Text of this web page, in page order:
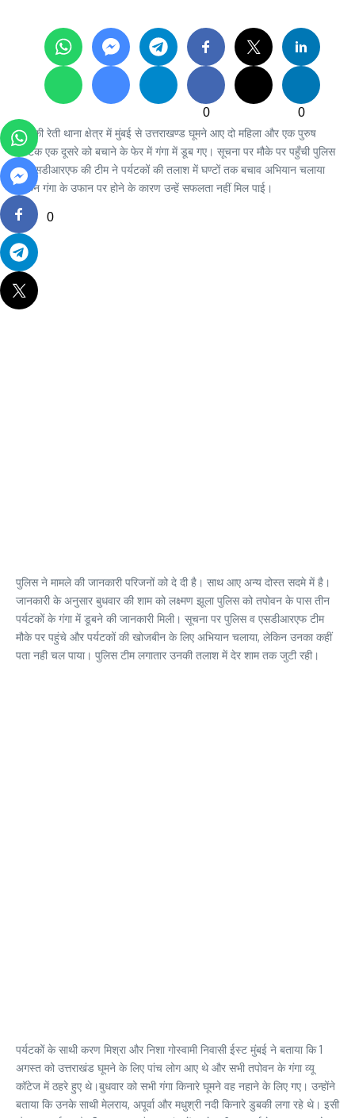
0
0
0
मुनी की रेती थाना क्षेत्र में मुंबई से उत्तराखण्ड घूमने आए दो महिला और एक पुरुष
पर्यटक एक दूसरे को बचाने के फेर में गंगा में डूब गए। सूचना पर मौके पर पहुँची पुलिस
एवं एसडीआरएफ की टीम ने पर्यटकों की तलाश में घण्टों तक बचाव अभियान चलाया
लेकिन गंगा के उफान पर होने के कारण उन्हें सफलता नहीं मिल पाई।
पुलिस ने मामले की जानकारी परिजनों को दे दी है। साथ आए अन्य दोस्त सदमे में है।
जानकारी के अनुसार बुधवार की शाम को लक्ष्मण झूला पुलिस को तपोवन के पास तीन
पर्यटकों के गंगा में डूबने की जानकारी मिली। सूचना पर पुलिस व एसडीआरएफ टीम
मौके पर पहुंचे और पर्यटकों की खोजबीन के लिए अभियान चलाया, लेकिन उनका कहीं
पता नही चल पाया। पुलिस टीम लगातार उनकी तलाश में देर शाम तक जुटी रही।
पर्यटकों के साथी करण मिश्रा और निशा गोस्वामी निवासी ईस्ट मुंबई ने बताया कि 1
अगस्त को उत्तराखंड घूमने के लिए पांच लोग आए थे और सभी तपोवन के गंगा व्यू
कॉटेज में ठहरे हुए थे।बुधवार को सभी गंगा किनारे घूमने वह नहाने के लिए गए। उन्होंने
बताया कि उनके साथी मेलराय, अपूर्वा और मधुश्री नदी किनारे डुबकी लगा रहे थे। इसी